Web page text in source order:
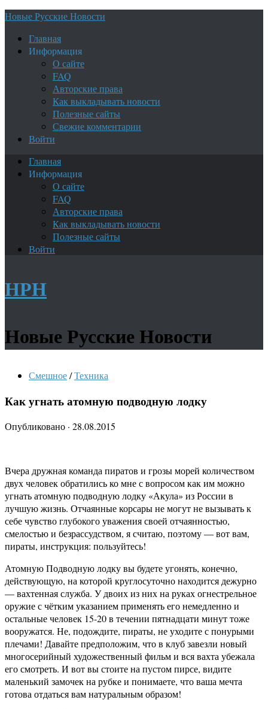
Новые Русские Новости
Главная
Информация
О сайте
FAQ
Авторские права
Как выкладывать новости
Полезные сайты
Свежие комментарии
Войти
Главная
Информация
О сайте
FAQ
Авторские права
Как выкладывать новости
Полезные сайты
Войти
НРН
Новые Русские Новости
Смешное/Техника
Как угнать атомную подводную лодку
Опубликовано · 28.08.2015
Вчера дружная команда пиратов и грозы морей количеством
двух человек обратились ко мне с вопросом как им можно
угнать атомную подводную лодку «Акула» из России в
лучшую жизнь. Отчаянные корсары не могут не вызывать к
себе чувство глубокого уважения своей отчаянностью,
смелостью и безрассудством, я считаю, поэтому — вот вам,
пираты, инструкция: пользуйтесь!
Атомную Подводную лодку вы будете угонять, конечно,
действующую, на которой круглосуточно находится дежурно
— вахтенная служба. У двоих из них на руках огнестрельное
оружие с чётким указанием применять его немедленно и
остальные человек 15-20 в течении пятнадцати минут тоже
вооружатся. Не, подождите, пираты, не уходите с понурыми
плечами! Давайте предположим, что в клуб завезли новый
многосерийный художественный фильм и вся вахта убежала
его смотреть. И вот вы стоите на пустом пирсе, видите
маленький замочек на рубке и понимаете, что ваша мечта
готова отдаться вам натуральным образом!